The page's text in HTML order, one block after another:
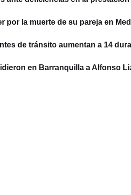
por la muerte de su pareja en
de tránsito aumentan a 14
en Barranquilla a Alfonso